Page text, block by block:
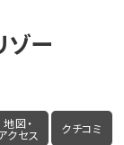
ゾー
地図・
クセス クチコミ